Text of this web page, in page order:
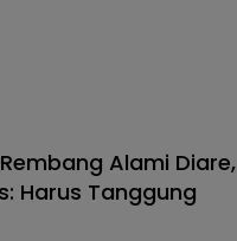
Alami Diare,
Harus Tanggung